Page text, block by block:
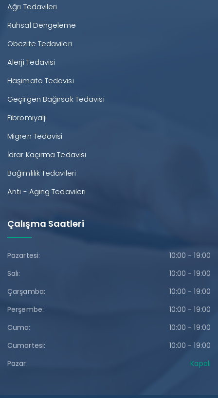
Ağrı Tedavileri
Ruhsal Dengeleme
Obezite Tedavileri
Alerji Tedavisi
Haşimato Tedavisi
Geçirgen Bağırsak Tedavisi
Fibromiyalji
Migren Tedavisi
İdrar Kaçırma Tedavisi
Bağımlılık Tedavileri
Anti - Aging Tedavileri
Çalışma Saatleri
Pazartesi:
10:00 - 19:00
Salı:
10:00 - 19:00
Çarşamba:
10:00 - 19:00
Perşembe:
10:00 - 19:00
Cuma:
10:00 - 19:00
Cumartesi:
10:00 - 19:00
Pazar:
Kapalı